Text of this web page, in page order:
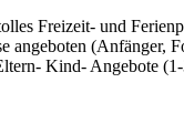
Freizeit- und
angeboten (Anfänger,
Kind- Angebote